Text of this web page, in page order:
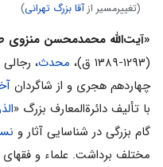
(تغییرمسیر ازآقا بزرگ تهرانی)
پرش
به
ناوبری
پرش
به
جستجو
«آیت‌الله محمدمحسن منزوی
(۱۲۹۳-۱۳۸۹ ق)،
محدث،
چهاردهم هجری و از شاگردان
با تألیف دائرةالمعارف بزرگ «
گام بزرگی در شناسایی آثار و
مختلف برداشت. علماء و فقهای